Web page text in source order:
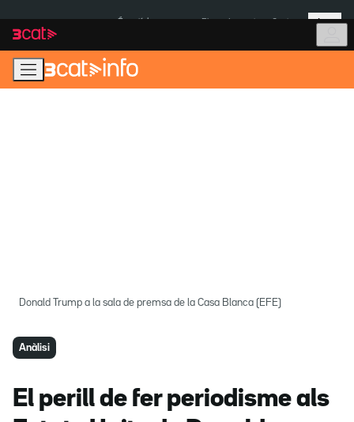
navegació
principal
contingut
Més
Donald Trump a la sala de premsa de la Casa Blanca (EFE)
Anàlisi
El perill de fer periodisme als